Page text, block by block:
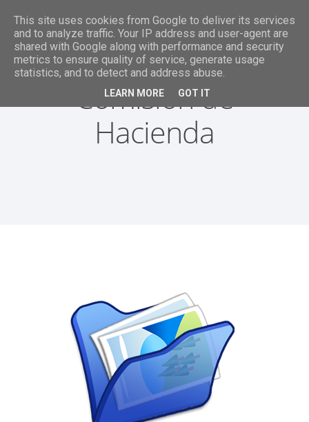
Comisión de
Hacienda
This site uses cookies from Google to deliver its services
and to analyze traffic. Your IP address and user-agent are
shared with Google along with performance and security
metrics to ensure quality of service, generate usage
statistics, and to detect and address abuse.
LEARN MORE GOT IT